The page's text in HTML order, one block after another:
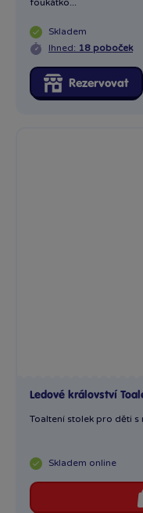
foukátko...
Skladem
Ihned: 18 poboček
Rezervovat
Ledové království
Toaltení stolek pro děti s
Skladem online